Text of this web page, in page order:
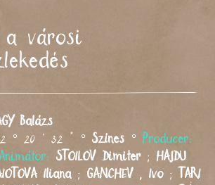
a városi
Balázs
° 20 ' 32 " ° Színes ° Producer:
Animátor: STOILOV Dimiter ; HAJDU
Iliana ; GANCHEV , Ivo ;
TARI